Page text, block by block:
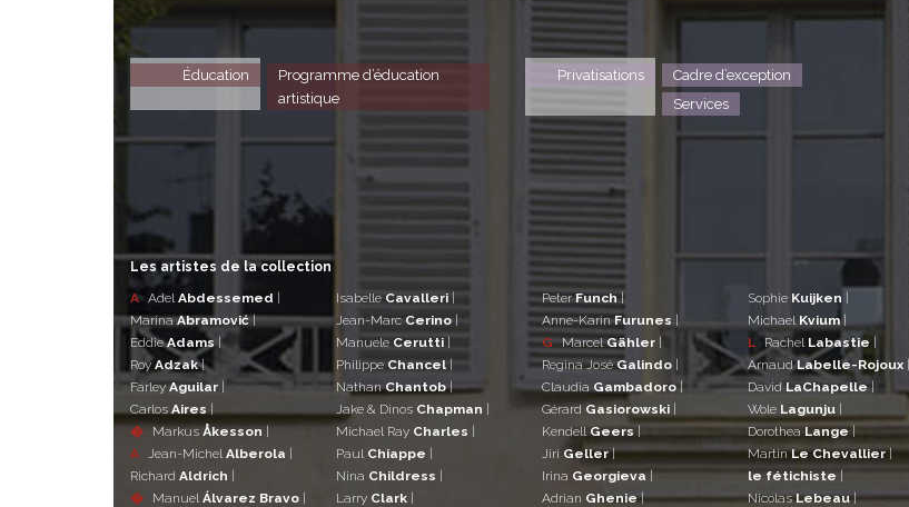
Éducation
Programme d’éducation
artistique
Privatisations
Cadre d’exception
Services
Les artistes de la collection
A Adel Abdessemed |
MarinaAbramović|
EddieAdams |
RoyAdzak|
FarleyAguilar |
Carlos Aires |
�
Markus Åkesson |
A
Jean-Michel Alberola |
Richard Aldrich |
�
Manuel Álvarez Bravo |
Isabelle Cavalleri |
Jean-Marc Cerino |
Manuele Cerutti |
Philippe Chancel |
NathanChantob|
Jake & Dinos Chapman |
Michael Ray Charles |
Paul Chiappe |
Nina Childress |
Larry Clark |
PeterFunch|
Anne-KarinFurunes |
G MarcelGähler |
Regina JoséGalindo |
Claudia Gambadoro|
Gérard Gasiorowski |
KendellGeers |
Jiri Geller|
Irina Georgieva|
Adrian Ghenie|
Sophie Kuijken |
Michael Kvium|
L Rachel Labastie |
ArnaudLabelle-Rojoux |
DavidLaChapelle|
Wole Lagunju |
DorotheaLange|
MartinLe Chevallier|
le fétichiste |
NicolasLebeau|